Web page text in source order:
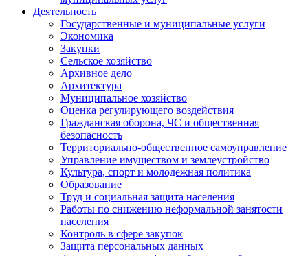
Деятельность
Государственные и муниципальные услуги
Экономика
Закупки
Сельское хозяйство
Архивное дело
Архитектура
Муниципальное хозяйство
Оценка регулирующего воздействия
Гражданская оборона, ЧС и общественная
безопасность
Территориально-общественное самоуправление
Управление имуществом и землеустройство
Культура, спорт и молодежная политика
Образование
Труд и социальная защита населения
Работы по снижению неформальной занятости
населения
Контроль в сфере закупок
Защита персональных данных